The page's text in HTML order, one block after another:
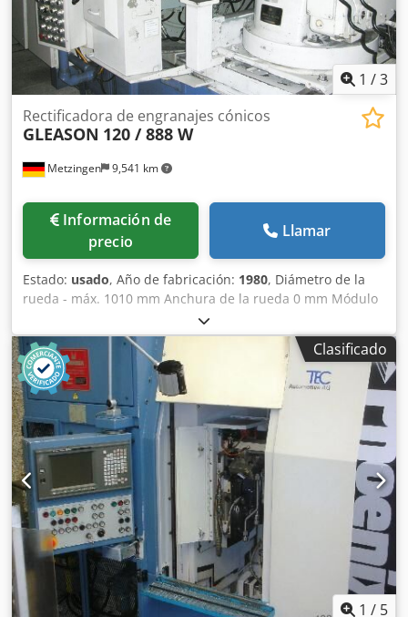
1 /3
Metzingen 9,541 km
Rectificadora de engranajes cónicos
GLEASON 120 / 888 W
Información de
precio
Llamar
Estado: usado, Año de fabricación: 1980, Diámetro de la
rueda - máx. 1010 mm Anchura de la rueda 0 mm Módulo
- máx. Módulo - mín. Potencia total necesaria 15 kW Peso
de la máquina aprox. 9,5 toneladas Espacio necesario
aprox. m G L E A S O N (EE.UU.) "CURVIC - Coupling" -
rectificadora automática de acoplamientos Tipo 120 ( 888 ),
año de construcción1980 Número de serie 763402 altura
máx. del diente 10 mm máx. oscilación de la pieza 1.010
mm Ø exterior máx. del dentado CURVIC 610 mm
Retracción de la placa de deslizamiento de la pieza 216
mm Máx. Distancia entre el disco de desbaste y la nariz de
la pieza 90-430 mm Máx. Peso de la pieza de trabajo incl.
dispositivo de sujeción aprox. 500 kg Número de dientes
32 - 150 Diámetro de la muela aprox. 152 - 320 mm
Velocidad de la muela aprox. 0 - 3.600 rpm Diámetro del
husillo de la pieza de trabajo 60 mm Potencia total aprox.
15 kW - 380 V - 50 Hz Dkjdot Hwnispfx Agysr Peso aprox.
9.500 kg Accesorios / equipamiento especial Rectificado
Clasificado
1 / 5